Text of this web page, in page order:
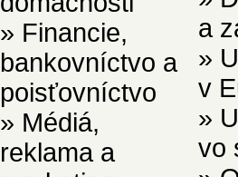
» Financie,
bankovníctvo a
poisťovníctvo
» Médiá,
reklama a
a
»
v
»
vo